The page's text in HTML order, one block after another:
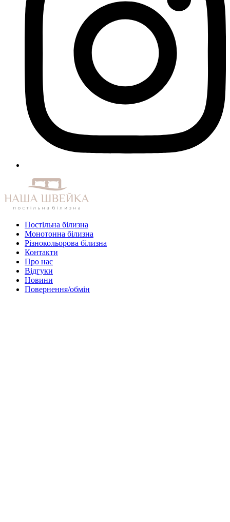
Постільна білизна
Монотонна білизна
Різнокольорова білизна
Контакти
Про нас
Відгуки
Новини
Повернення/обмін